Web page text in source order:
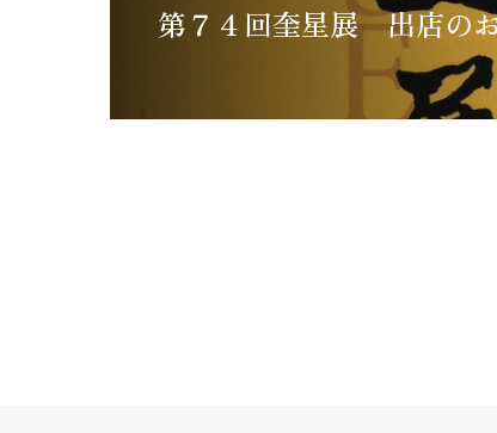
第７４回奎星展 出店の